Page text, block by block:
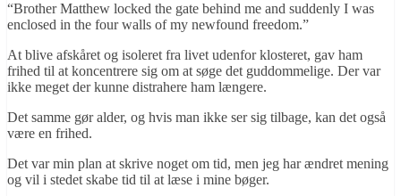
“Brother Matthew locked the gate behind me and suddenly I was
enclosed in the four walls of my newfound freedom.”
At blive afskåret og isoleret fra livet udenfor klosteret, gav ham
frihed til at koncentrere sig om at søge det guddommelige. Der var
ikke meget der kunne distrahere ham længere.
Det samme gør alder, og hvis man ikke ser sig tilbage, kan det også
være en frihed.
Det var min plan at skrive noget om tid, men jeg har ændret mening
og vil i stedet skabe tid til at læse i mine bøger.